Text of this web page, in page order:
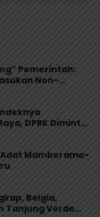
Pemerintah:
Non-
DPRK Diminta
Adat Mamberamo-
Belgia,
Tanjung Verde